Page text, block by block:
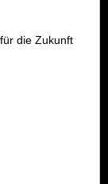
die Zukunft